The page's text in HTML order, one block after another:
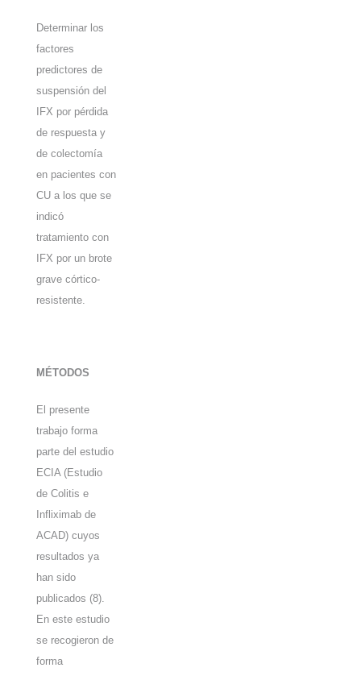
Determinar los
factores
predictores de
suspensión del
IFX por pérdida
de respuesta y
de colectomía
en pacientes con
CU a los que se
indicó
tratamiento con
IFX por un brote
grave córtico-
resistente.
MÉTODOS
El presente
trabajo forma
parte del estudio
ECIA (Estudio
de Colitis e
Infliximab de
ACAD) cuyos
resultados ya
han sido
publicados (8).
En este estudio
se recogieron de
forma